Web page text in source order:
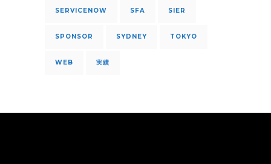
SERVICENOW SFA SIER
SPONSOR SYDNEY TOKYO
WEB 実績